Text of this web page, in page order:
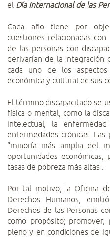
el Día Internacional de las
Cada año tiene por
cuestiones relacionadas
de las personas con
derivarían de la integración
cada uno de los
económica y cultural de sus
El término discapacitado se
física o mental, como la
intelectual, la
enfermedades crónicas. Las
“minoría más amplia del
oportunidades económicas,
tasas de pobreza más altas
Por tal motivo, la Oficina
Derechos Humanos,
Derechos de las Personas
como propósito;
pleno y en condiciones de